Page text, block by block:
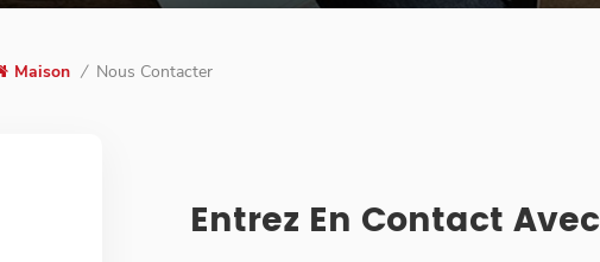
Maison / Nous Contacter
Entrez En Contact Avec